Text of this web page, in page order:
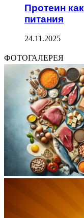
Протеин
питания
24.11.2025
ФОТОГАЛЕРЕЯ